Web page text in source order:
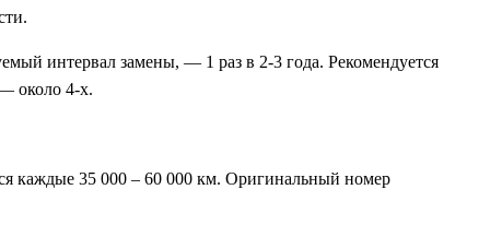
интервал замены, — 1 раз в 2-3 года. Рекомендуется
около 4-х.
каждые 35 000 – 60 000 км. Оригинальный номер